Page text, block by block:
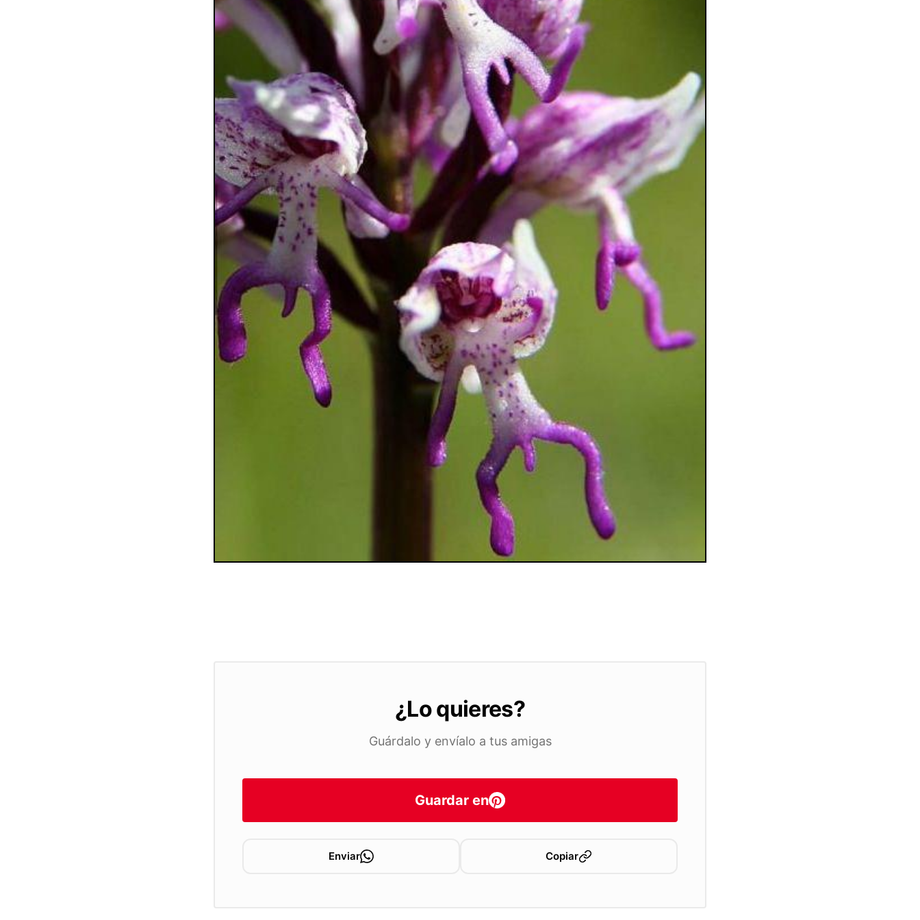
¿Lo quieres?
Guárdalo y envíalo a tus amigas
Guardar en
Enviar Copiar